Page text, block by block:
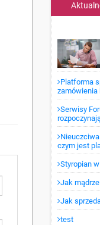
Platforma
zamówienia
Serwisy
czym jest
Styropian
Jak
Jak
test